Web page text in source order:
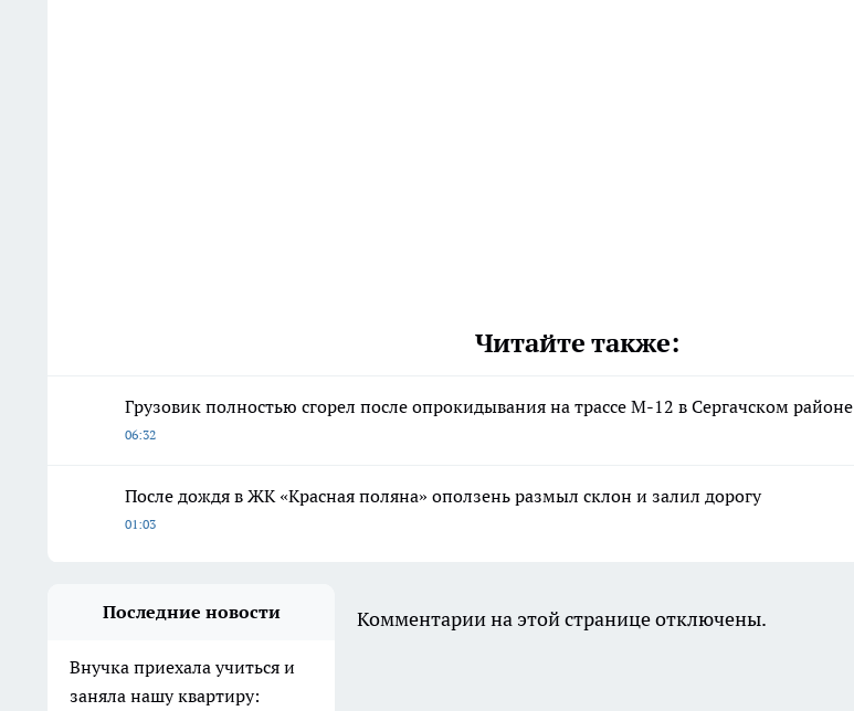
Читайте также:
Грузовик полностью сгорел после опрокидывания на трассе М-12 в Сергачском районе
06:32
После дождя в ЖК «Красная поляна» оползень размыл склон и залил дорогу
01:03
Последние новости
Внучка приехала учиться и
заняла нашу квартиру:
Комментарии на этой странице отключены.